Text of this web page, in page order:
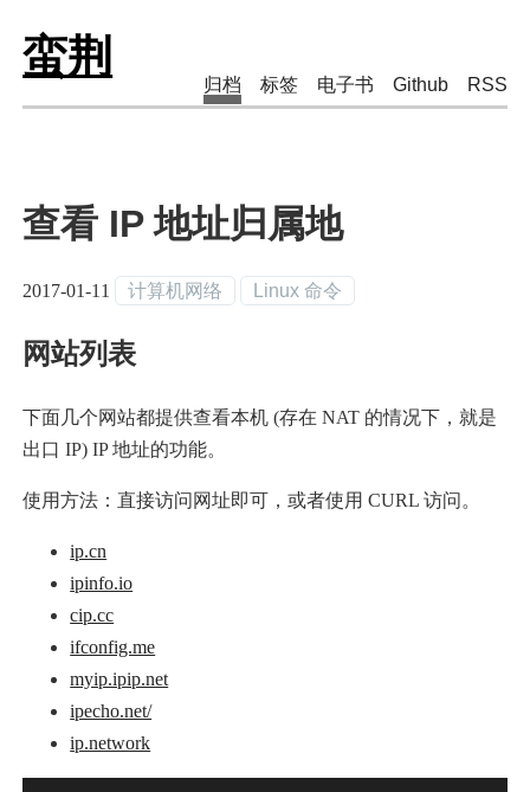
蛮荆
归档 标签 电子书 Github RSS
查看 IP 地址归属地
2017-01-11 计算机网络 Linux 命令
网站列表
下面几个网站都提供查看本机 (存在 NAT 的情况下，就是
出口 IP) IP 地址的功能。
使用方法：直接访问网址即可，或者使用 CURL 访问。
ip.cn
ipinfo.io
cip.cc
ifconfig.me
myip.ipip.net
ipecho.net/
ip.network